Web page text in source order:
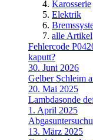
Karosserie
Elektrik
alle Artikel
Fehlercode
kaputt?
30. Juni 2026
Gelber Schleim
20. Mai 2025
Lambdasonde
1. April 2025
13. März 2025